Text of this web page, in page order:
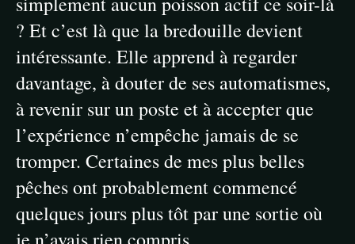
? Et c’est là que la bredouille devient
intéressante. Elle apprend à regarder
davantage, à douter de ses automatismes,
à revenir sur un poste et à accepter que
l’expérience n’empêche jamais de se
tromper. Certaines de mes plus belles
pêches ont probablement commencé
quelques jours plus tôt par une sortie où